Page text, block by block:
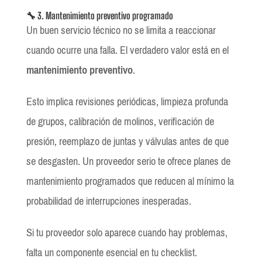
🔧 3. Mantenimiento preventivo programado
Un buen servicio técnico no se limita a reaccionar
cuando ocurre una falla. El verdadero valor está en el
mantenimiento preventivo.
Esto implica revisiones periódicas, limpieza profunda
de grupos, calibración de molinos, verificación de
presión, reemplazo de juntas y válvulas antes de que
se desgasten. Un proveedor serio te ofrece planes de
mantenimiento programados que reducen al mínimo la
probabilidad de interrupciones inesperadas.
Si tu proveedor solo aparece cuando hay problemas,
falta un componente esencial en tu checklist.